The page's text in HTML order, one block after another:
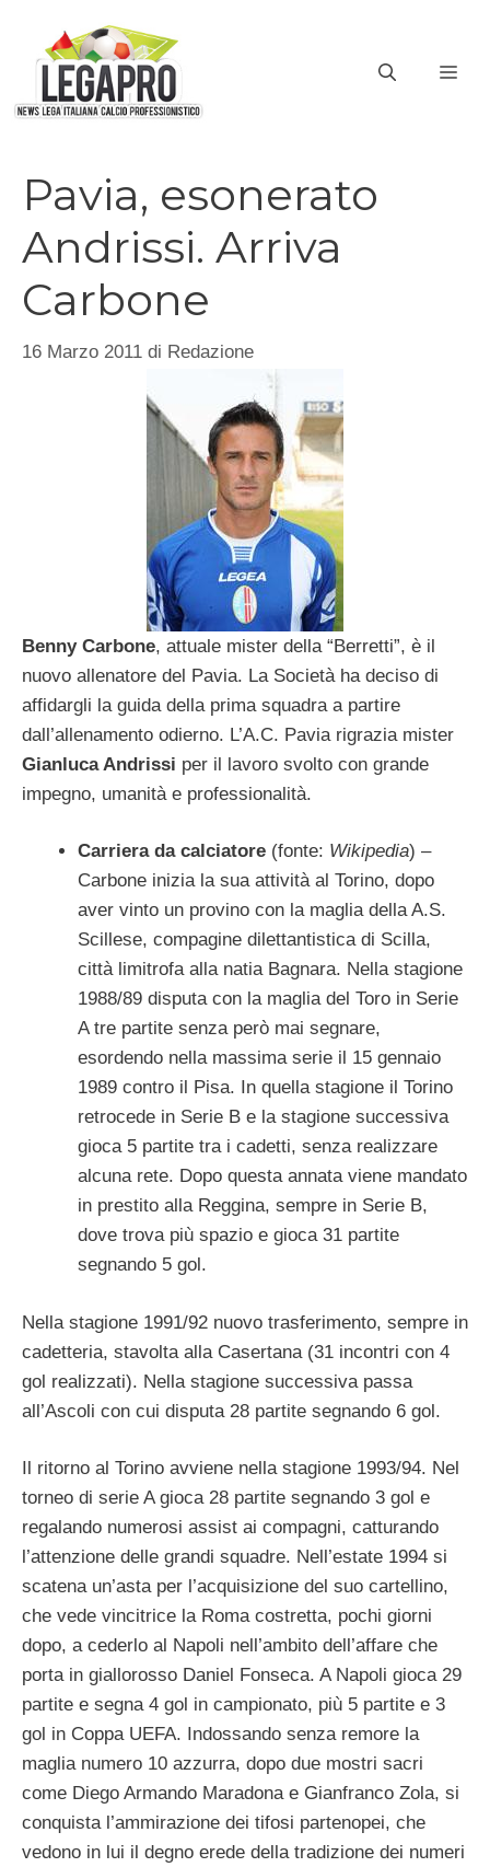
contenuto
Pavia, esonerato
Andrissi. Arriva
Carbone
16 Marzo 2011 di Redazione
Benny Carbone, attuale mister della “Berretti”, è il
nuovo allenatore del Pavia. La Società ha deciso di
affidargli la guida della prima squadra a partire
dall’allenamento odierno. L’A.C. Pavia rigrazia mister
Gianluca Andrissi per il lavoro svolto con grande
impegno, umanità e professionalità.
Carriera da calciatore (fonte: Wikipedia) –
Carbone inizia la sua attività al Torino, dopo
aver vinto un provino con la maglia della A.S.
Scillese, compagine dilettantistica di Scilla,
città limitrofa alla natia Bagnara. Nella stagione
1988/89 disputa con la maglia del Toro in Serie
A tre partite senza però mai segnare,
esordendo nella massima serie il 15 gennaio
1989 contro il Pisa. In quella stagione il Torino
retrocede in Serie B e la stagione successiva
gioca 5 partite tra i cadetti, senza realizzare
alcuna rete. Dopo questa annata viene mandato
in prestito alla Reggina, sempre in Serie B,
dove trova più spazio e gioca 31 partite
segnando 5 gol.
Nella stagione 1991/92 nuovo trasferimento, sempre in
cadetteria, stavolta alla Casertana (31 incontri con 4
gol realizzati). Nella stagione successiva passa
all’Ascoli con cui disputa 28 partite segnando 6 gol.
Il ritorno al Torino avviene nella stagione 1993/94. Nel
torneo di serie A gioca 28 partite segnando 3 gol e
regalando numerosi assist ai compagni, catturando
l’attenzione delle grandi squadre. Nell’estate 1994 si
scatena un’asta per l’acquisizione del suo cartellino,
che vede vincitrice la Roma costretta, pochi giorni
dopo, a cederlo al Napoli nell’ambito dell’affare che
porta in giallorosso Daniel Fonseca. A Napoli gioca 29
partite e segna 4 gol in campionato, più 5 partite e 3
gol in Coppa UEFA. Indossando senza remore la
maglia numero 10 azzurra, dopo due mostri sacri
come Diego Armando Maradona e Gianfranco Zola, si
conquista l’ammirazione dei tifosi partenopei, che
vedono in lui il degno erede della tradizione dei numeri